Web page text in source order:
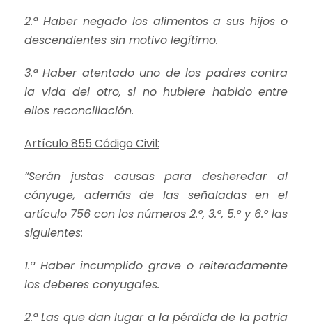
2.ª Haber negado los alimentos a sus hijos o
descendientes sin motivo legítimo.
3.ª Haber atentado uno de los padres contra
la vida del otro, si no hubiere habido entre
ellos reconciliación.
Artículo 855 Código Civil:
“Serán justas causas para desheredar al
cónyuge, además de las señaladas en el
artículo 756 con los números 2.º, 3.º, 5.º y 6.º las
siguientes:
1.ª Haber incumplido grave o reiteradamente
los deberes conyugales.
2.ª Las que dan lugar a la pérdida de la patria